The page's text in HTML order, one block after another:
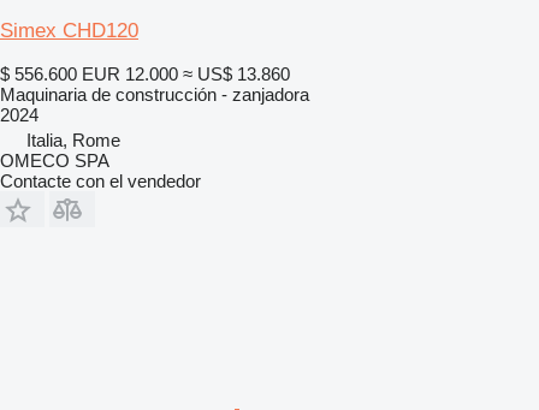
Simex CHD120
$ 556.600 EUR 12.000 ≈ US$ 13.860
Maquinaria de construcción - zanjadora
2024
Italia, Rome
OMECO SPA
Contacte con el vendedor